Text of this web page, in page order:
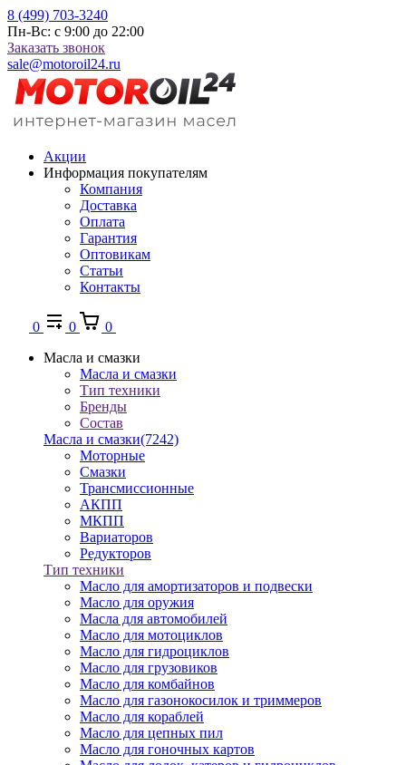
8 (499) 703-3240
Пн-Вс: с 9:00 до 22:00
Заказать звонок
sale@motoroil24.ru
Акции
Информация покупателям
Компания
Доставка
Оплата
Гарантия
Оптовикам
Статьи
Контакты
0 0
0
Масла и смазки
Масла и смазки
Тип техники
Бренды
Состав
Масла и смазки(7242)
Моторные
Смазки
Трансмиссионные
АКПП
МКПП
Вариаторов
Редукторов
Тип техники
Масло для амортизаторов и подвески
Масло для оружия
Масла для автомобилей
Масло для мотоциклов
Масло для гидроциклов
Масло для грузовиков
Масло для комбайнов
Масло для газонокосилок и триммеров
Масло для кораблей
Масло для цепных пил
Масло для гоночных картов